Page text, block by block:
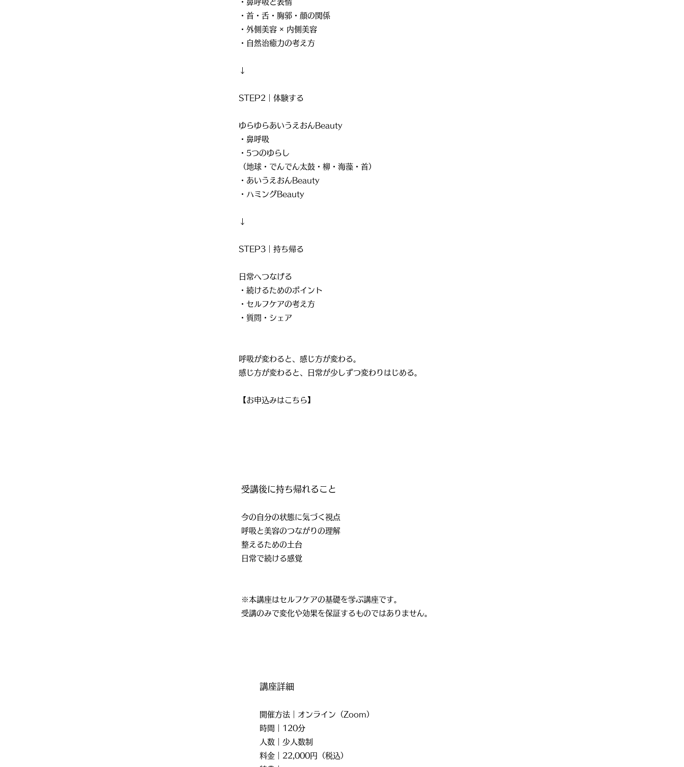
・鼻呼吸と表情
・首・舌・胸郭・顔の関係
・外側美容 × 内側美容
・自然治癒力の考え方
↓
STEP2｜体験する
ゆらゆらあいうえおんBeauty
・鼻呼吸
・5つのゆらし
（地球・でんでん太鼓・柳・海藻・首）
・あいうえおんBeauty
・ハミングBeauty
↓
STEP3｜持ち帰る
日常へつなげる
・続けるためのポイント
・セルフケアの考え方
・質問・シェア
呼吸が変わると、感じ方が変わる。
感じ方が変わると、日常が少しずつ変わりはじめる。
【お申込みはこちら】
受講後に持ち帰れること
今の自分の状態に気づく視点
呼吸と美容のつながりの理解
整えるための土台
日常で続ける感覚
※本講座はセルフケアの基礎を学ぶ講座です。
受講のみで変化や効果を保証するものではありません。
講座詳細
開催方法｜オンライン（Zoom）
時間｜120分
人数｜少人数制
料金｜22,000円（税込）